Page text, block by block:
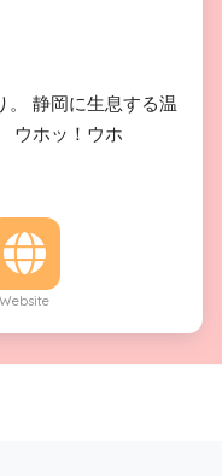
。 静岡に生息する温
ウホッ！ウホ
Website